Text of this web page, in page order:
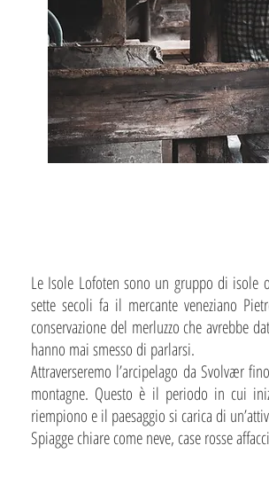
Le Isole Lofoten sono un gruppo di isole
sette secoli fa il mercante veneziano
conservazione del merluzzo che avrebbe
hanno mai smesso di parlarsi.
Attraverseremo l’arcipelago da Svolvær
montagne. Questo è il periodo in cui
riempiono e il paesaggio si carica di
Spiagge chiare come neve, case rosse